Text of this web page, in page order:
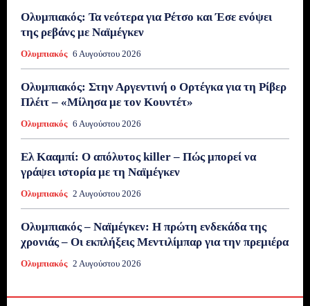
Ολυμπιακός: Τα νεότερα για Ρέτσο και Έσε ενόψει
της ρεβάνς με Ναϊμέγκεν
Ολυμπιακός 6 Αυγούστου 2026
Ολυμπιακός: Στην Αργεντινή ο Ορτέγκα για τη Ρίβερ
Πλέιτ – «Μίλησα με τον Κουντέτ»
Ολυμπιακός 6 Αυγούστου 2026
Ελ Κααμπί: Ο απόλυτος killer – Πώς μπορεί να
γράψει ιστορία με τη Ναϊμέγκεν
Ολυμπιακός 2 Αυγούστου 2026
Ολυμπιακός – Ναϊμέγκεν: Η πρώτη ενδεκάδα της
χρονιάς – Οι εκπλήξεις Μεντιλίμπαρ για την πρεμιέρα
Ολυμπιακός 2 Αυγούστου 2026